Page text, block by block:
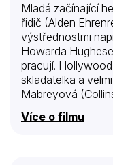
Mladá začínající
řidič (Alden
výstřednostmi
Howarda
pracují.
skladatelka a
Mabreyová
maloměsta do Los
Více o filmu